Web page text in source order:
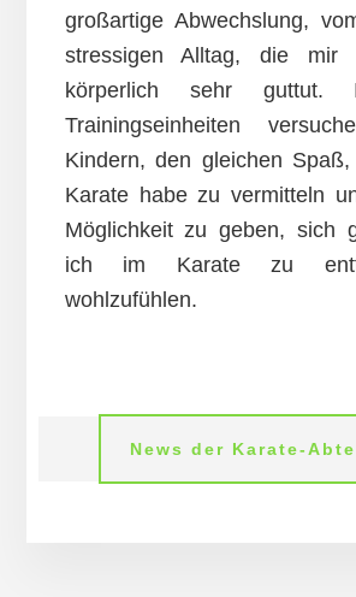
großartige Abwechslung,
stressigen Alltag, die mir
körperlich sehr guttut.
Trainingseinheiten
Kindern, den gleichen
Karate habe zu vermitteln
Möglichkeit zu geben, sich
ich im Karate zu
wohlzufühlen.
News der Karate-